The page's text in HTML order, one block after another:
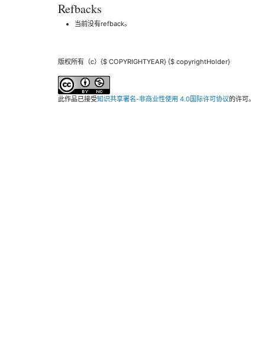
Refbacks
当前没有refback。
版权所有（c）{$ COPYRIGHTYEAR} {$ copyrightHolder}
此作品已接受知识共享署名-非商业性使用 4.0国际许可协议的许可。